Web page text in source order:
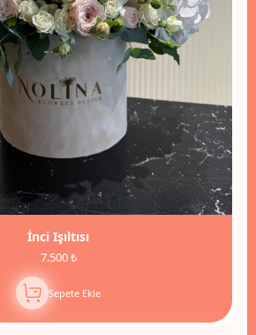
İnci Işıltısı
7.500 ₺
Sepete Ekle